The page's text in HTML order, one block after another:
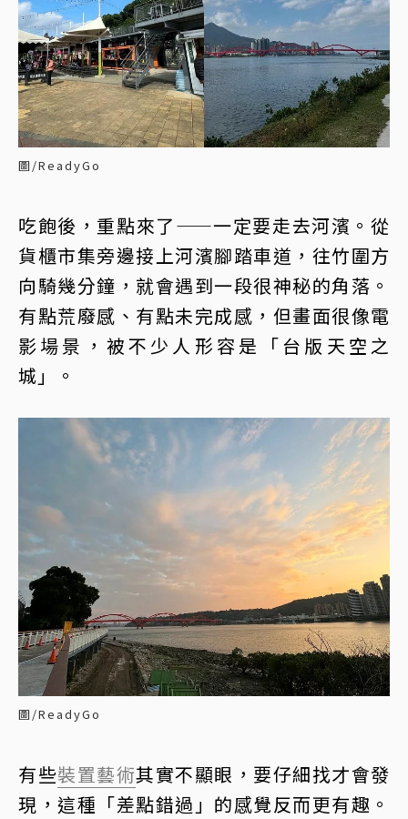
圖/ReadyGo
吃飽後，重點來了——一定要走去河濱。從
貨櫃市集旁邊接上河濱腳踏車道，往竹圍方
向騎幾分鐘，就會遇到一段很神秘的角落。
有點荒廢感、有點未完成感，但畫面很像電
影場景，被不少人形容是「台版天空之
城」。
圖/ReadyGo
有些裝置藝術其實不顯眼，要仔細找才會發
現，這種「差點錯過」的感覺反而更有趣。